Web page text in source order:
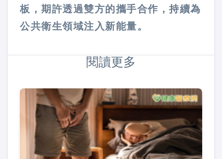
板，期許透過雙方的攜手合作，持續為
公共衛生領域注入新能量。
閱讀更多